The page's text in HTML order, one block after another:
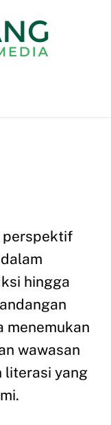
perspektif
hingga
menemukan
wawasan
literasi yang